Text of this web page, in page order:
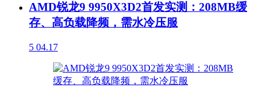
AMD锐龙9 9950X3D2首发实测：208MB缓
存、高负载降频，需水冷压服
5 04.17